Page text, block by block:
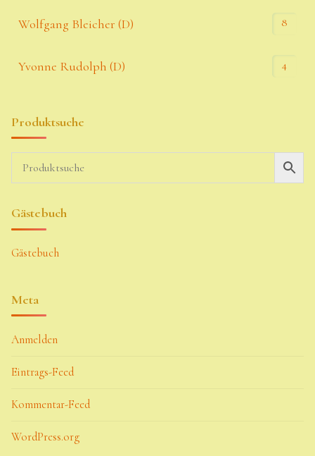
Wolfgang Bleicher (D) 8
Yvonne Rudolph (D) 4
Produktsuche
Gästebuch
Gästebuch
Meta
Anmelden
Eintrags-Feed
Kommentar-Feed
WordPress.org